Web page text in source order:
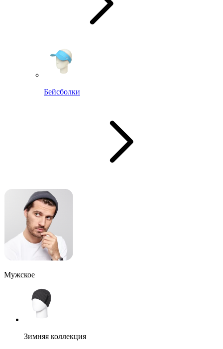
Бейсболки
Мужское
Зимняя коллекция